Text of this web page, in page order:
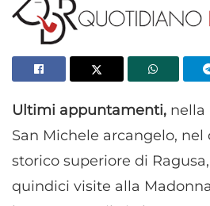
Ultimi appuntamenti, nella
San Michele arcangelo,
storico superiore di
quindici visite alla